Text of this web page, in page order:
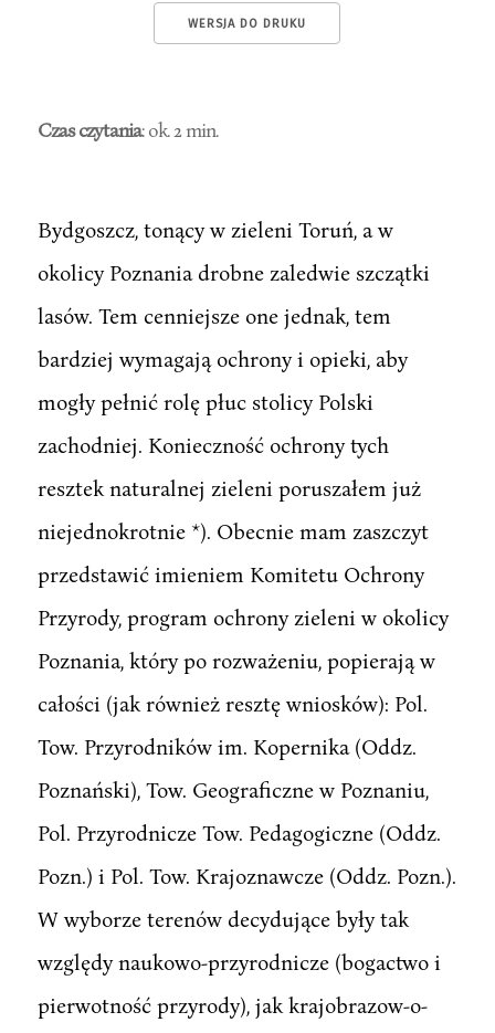
WERSJA DO DRUKU
Czas czytania: ok. 2 min.
Bydgoszcz, tonący w zieleni Toruń, a w
okolicy Poznania drobne zaledwie szczątki
lasów. Tem cenniejsze one jednak, tem
bardziej wymagają ochrony i opieki, aby
mogły pełnić rolę płuc stolicy Polski
zachodniej. Konieczność ochrony tych
resztek naturalnej zieleni poruszałem już
niejednokrotnie *). Obecnie mam zaszczyt
przedstawić imieniem Komitetu Ochrony
Przyrody, program ochrony zieleni w okolicy
Poznania, który po rozważeniu, popierają w
całości (jak również resztę wniosków): Pol.
Tow. Przyrodników im. Kopernika (Oddz.
Poznański), Tow. Geograficzne w Poznaniu,
Pol. Przyrodnicze Tow. Pedagogiczne (Oddz.
Pozn.) i Pol. Tow. Krajoznawcze (Oddz. Pozn.).
W wyborze terenów decydujące były tak
względy naukowo-przyrodnicze (bogactwo i
pierwotność przyrody), jak krajobrazow-o-